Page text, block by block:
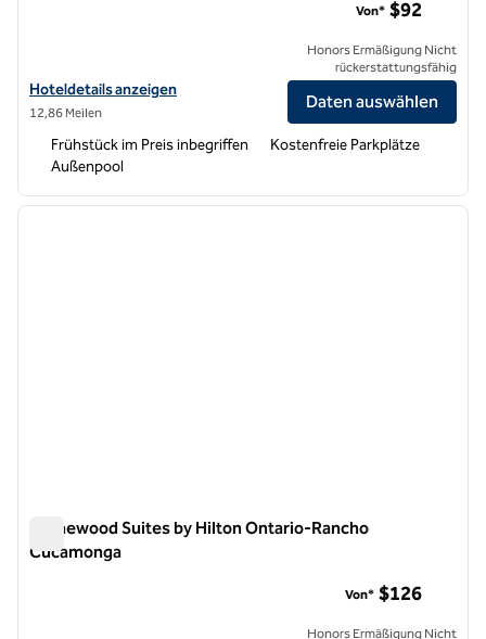
Hoteldetails für das Hampton Inn Norco-Corona-Eastvale anzeigen
Hoteldetails anzeigen
12,86 Meilen
Von* $92
Honors Ermäßigung Nicht
rückerstattungsfähig
Daten auswählen
Frühstück im Preis inbegriffen
Kostenfreie Parkplätze
Außenpool
1 von 12
Homewood Suites by Hilton Ontario-Rancho
Cucamonga
Von* $126
Honors Ermäßigung Nicht